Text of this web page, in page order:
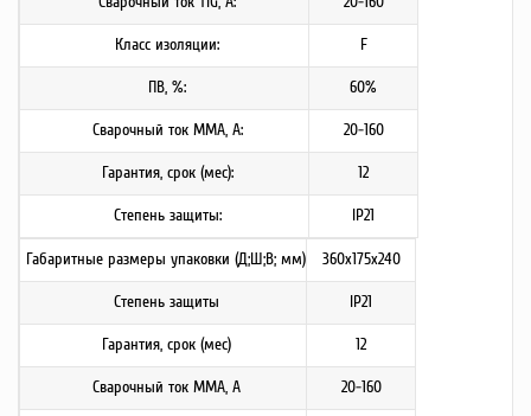
Класс изоляции: F
ПВ, %: 60%
Сварочный ток ММА, А: 20-160
Гарантия, срок (мес): 12
Степень защиты: IP21
Габаритные размеры упаковки (Д;Ш;В; мм) 360x175x240
Степень защиты IP21
Гарантия, срок (мес) 12
Сварочный ток ММА, А 20-160